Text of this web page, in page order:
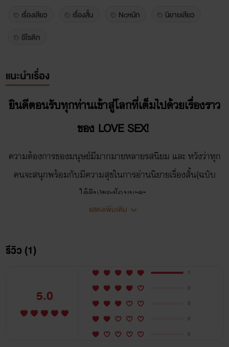
เรื่องเสียว เรื่องสั้น Ncหนัก
นิยายเสียว
อีโรติก
แนะนำเรื่อง
ยินดีตอนรับทุกท่านเข้าสู่โลกที่เต็มไปด้วยเรื่องราว
ของ LOVE SEX!
ความต้องการของมนุษย์มีมากมายหลายรสนิยม และ หวังว่าทุก
คนจะสนุกพร้อมกับมีความสุขในการอ่านนิยายเรื่องสั้น{ฉบับ
ใต้ดิน}ของโฉมนะคะ
"ทุกเรื่องราวเป็นเพียงเหตุการณ์สมมติและความต้องการของผู้
แต่ง ซึ่งมีทั้งความรุนเเรงและเนื้อหาที่ไม่เหมาะสมทุกประการ
อายุต่ำกว่า18+โปรดใช้สติในการอ่านแยกแยะ"
แสดงเพิ่มเติม
รีวิว (1)
5.0
1
0
0
0
0